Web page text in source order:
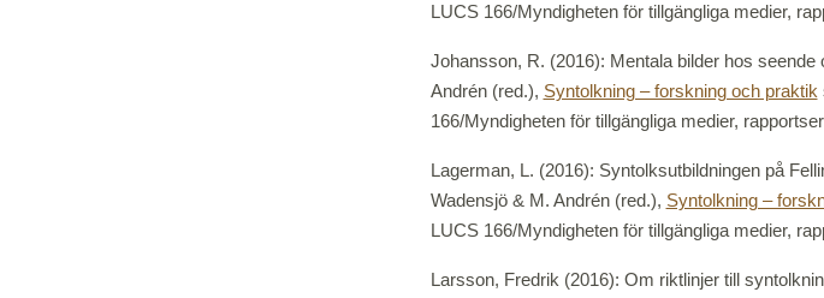
LUCS 166/Myndigheten för tillgängliga medier,
Johansson, R. (2016): Mentala bilder hos
Andrén (red.), Syntolkning – forskning och praktik
166/Myndigheten för tillgängliga medier,
Lagerman, L. (2016): Syntolksutbildningen på
Wadensjö & M. Andrén (red.), Syntolkning –
LUCS 166/Myndigheten för tillgängliga medier,
Larsson, Fredrik (2016): Om riktlinjer till